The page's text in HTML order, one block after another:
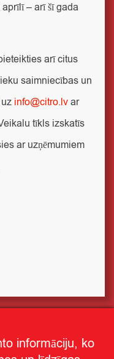
aprīlī – arī šī gada
arī citus
saimniecības un
info@citro.lvar
tīkls izskatīs
ar uzņēmumiem
informāciju, ko